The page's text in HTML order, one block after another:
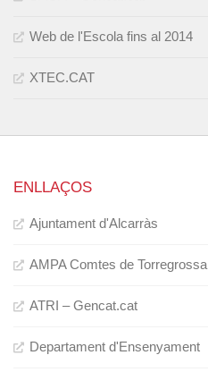
Web de l'Escola fins al 2014
XTEC.CAT
ENLLAÇOS
Ajuntament d'Alcarràs
AMPA Comtes de Torregrossa
ATRI – Gencat.cat
Departament d'Ensenyament